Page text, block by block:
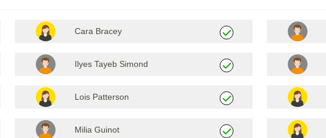
Cara Bracey
Ilyes Tayeb Simond
Lois Patterson
Milia Guinot